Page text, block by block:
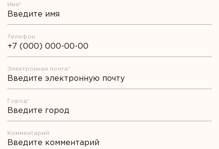
Имя*
Телефон
Электронная почта*
Город*
Комментарий